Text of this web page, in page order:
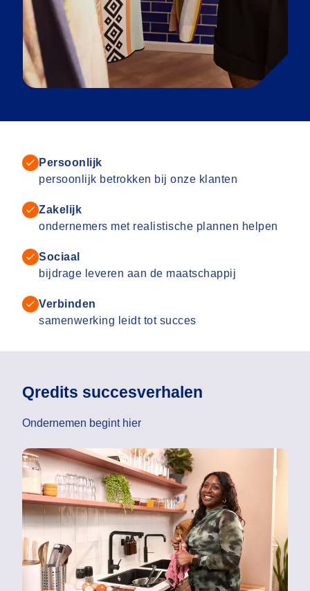
Persoonlijk
persoonlijk betrokken bij onze klanten
Zakelijk
ondernemers met realistische plannen helpen
Sociaal
bijdrage leveren aan de maatschappij
Verbinden
samenwerking leidt tot succes
Qredits succesverhalen
Ondernemen begint hier